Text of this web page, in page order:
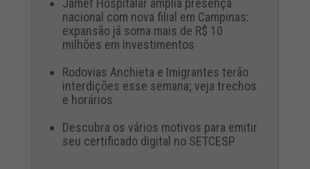
Jamef Hospitalar amplia presença
nacional com nova filial em Campinas:
expansão já soma mais de R$ 10
milhões em investimentos
Rodovias Anchieta e Imigrantes terão
interdições esse semana; veja trechos
e horários
Descubra os vários motivos para emitir
seu certificado digital no SETCESP